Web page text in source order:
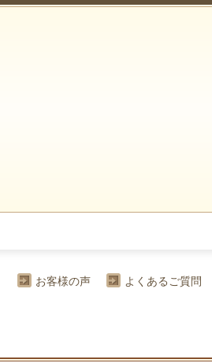
お客様の声 よくあるご質問